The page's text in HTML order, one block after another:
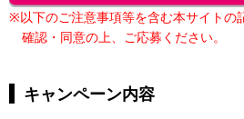
※以下のご注意事項等を含む本サイトの
確認・同意の上、ご応募ください。
キャンペーン内容